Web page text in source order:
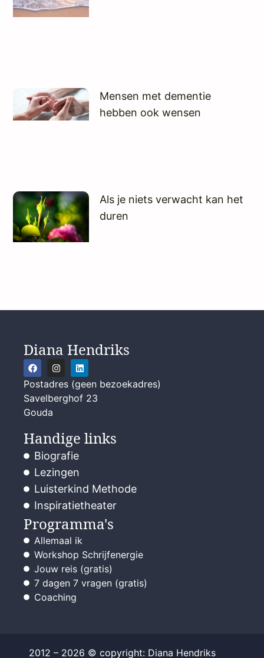
Mensen met dementie
hebben ook wensen
Als je niets verwacht kan het
duren
Diana Hendriks
Postadres (geen bezoekadres)
Savelberghof 23
Gouda
Handige links
Biografie
Lezingen
Luisterkind Methode
Inspiratietheater
Programma's
Allemaal ik
Workshop Schrijfenergie
Jouw reis (gratis)
7 dagen 7 vragen (gratis)
Coaching
2012 – 2026 © copyright: Diana Hendriks